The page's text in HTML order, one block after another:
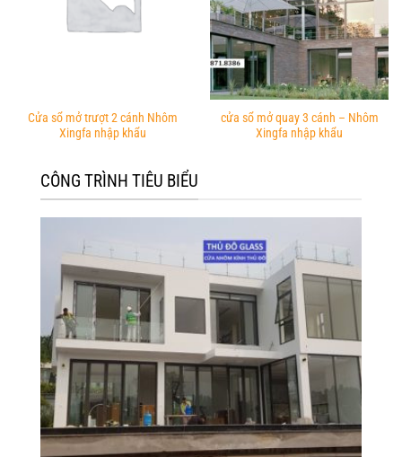
Cửa sổ mở trượt 2 cánh Nhôm
Xingfa nhập khẩu
cửa sổ mở quay 3 cánh – Nhôm
Xingfa nhập khẩu
CÔNG TRÌNH TIÊU BIỂU